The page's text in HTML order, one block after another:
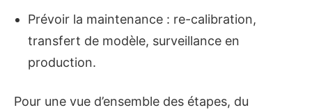
Prévoir la maintenance : re-calibration,
transfert de modèle, surveillance en
production.
Pour une vue d’ensemble des étapes, du